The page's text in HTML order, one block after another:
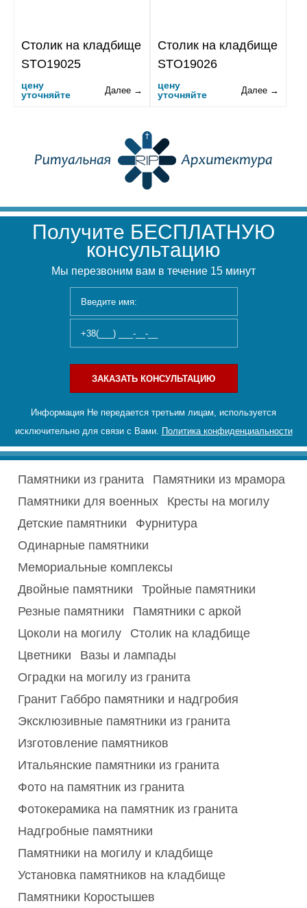
Столик на кладбище
STO19025
цену
уточняйте
Далее →
Столик на кладбище
STO19026
цену
уточняйте
Далее →
Получите БЕСПЛАТНУЮ
консультацию
Мы перезвоним вам в течение 15 минут
ЗАКАЗАТЬ КОНСУЛЬТАЦИЮ
Информация Не передается третьим лицам, используется
исключительно для связи с Вами. Политика конфиденциальности
Памятники из гранита
Памятники из мрамора
Памятники для военных
Кресты на могилу
Детские памятники
Фурнитура
Одинарные памятники
Мемориальные комплексы
Двойные памятники
Тройные памятники
Резные памятники
Памятники с аркой
Цоколи на могилу
Столик на кладбище
Цветники
Вазы и лампады
Оградки на могилу из гранита
Гранит Габбро памятники и надгробия
Эксклюзивные памятники из гранита
Изготовление памятников
Итальянские памятники из гранита
Фото на памятник из гранита
Фотокерамика на памятник из гранита
Надгробные памятники
Памятники на могилу и кладбище
Установка памятников на кладбище
Памятники Коростышев